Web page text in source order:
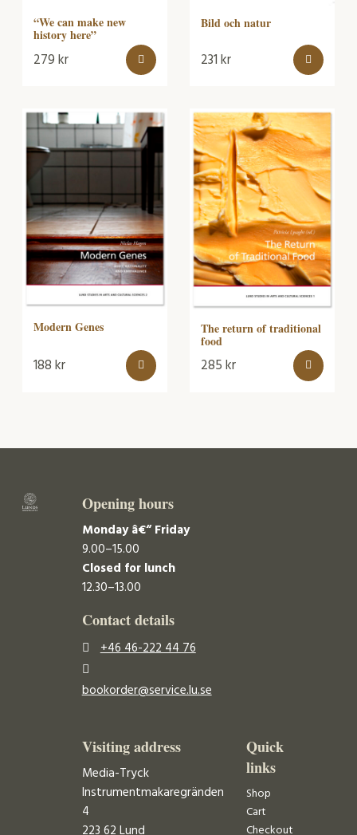
“We can make new
history here”
279kr
Bild och natur
231kr
Modern Genes
188kr
The return of traditional
food
285kr
Opening hours
Monday â€“ Friday
9.00–15.00
Closed for lunch
12.30–13.00
Contact details
+46 46-222 44 76
bookorder@service.lu.se
Visiting address
Media-Tryck
Instrumentmakaregränden
4
223 62 Lund
Quick
links
Shop
Cart
Checkout